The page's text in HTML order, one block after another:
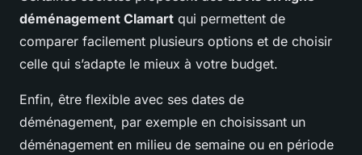
déménagement Clamart qui permettent de
comparer facilement plusieurs options et de choisir
celle qui s’adapte le mieux à votre budget.
Enfin, être flexible avec ses dates de
déménagement, par exemple en choisissant un
déménagement en milieu de semaine ou en période